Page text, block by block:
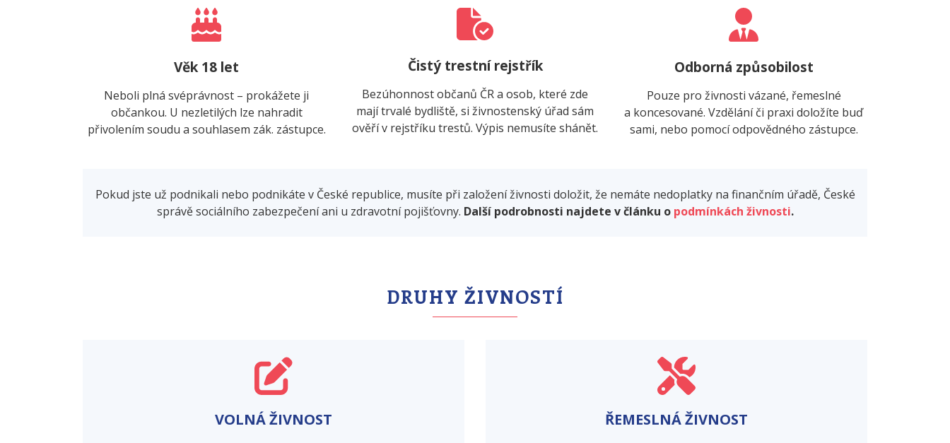
Věk 18 let
Neboli plná svéprávnost – prokážete ji
občankou. U nezletilých lze nahradit
přivolením soudu a souhlasem zák. zástupce.
Čistý trestní rejstřík
Bezúhonnost občanů ČR a osob, které zde
mají trvalé bydliště, si živnostenský úřad sám
ověří v rejstříku trestů. Výpis nemusíte shánět.
Odborná způsobilost
Pouze pro živnosti vázané, řemeslné
a koncesované. Vzdělání či praxi doložíte buď
sami, nebo pomocí odpovědného zástupce.
Pokud jste už podnikali nebo podnikáte v České republice, musíte při založení živnosti doložit, že nemáte nedoplatky na finančním úřadě, České
správě sociálního zabezpečení ani u zdravotní pojišťovny. Další podrobnosti najdete v článku o podmínkách živnosti.
DRUHY ŽIVNOSTÍ
VOLNÁ ŽIVNOST ŘEMESLNÁ ŽIVNOST